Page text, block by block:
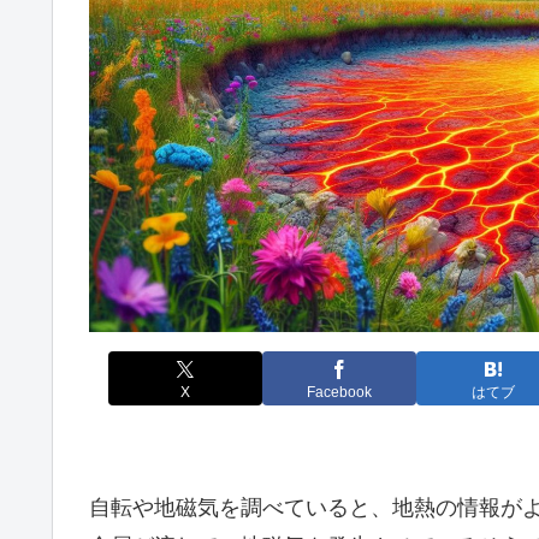
X Facebook はてブ
自転や地磁気を調べていると、地熱の情報が